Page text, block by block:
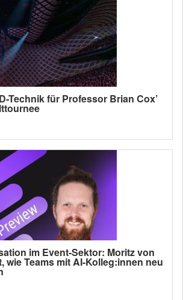
Technik für Professor Brian Cox’
im Event-Sektor: Moritz von
wie Teams mit AI-Kolleg:innen neu